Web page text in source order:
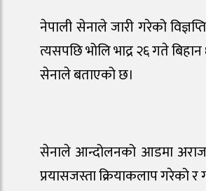
नेपाली सेनाले जारी गरेको
त्यसपछि भोलि भाद्र २६ गते
सेनाले बताएको छ।
सेनाले आन्दोलनको आडमा
प्रयासजस्ता क्रियाकलाप गरेको